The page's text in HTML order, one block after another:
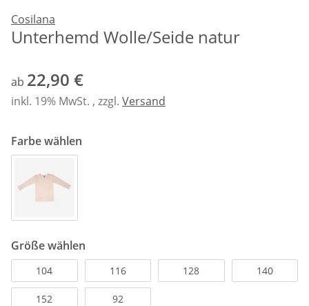
Cosilana
Unterhemd Wolle/Seide natur
ab 22,90 €
inkl. 19% MwSt. , zzgl. Versand
Farbe wählen
Größe wählen
104 116 128 140
152 92